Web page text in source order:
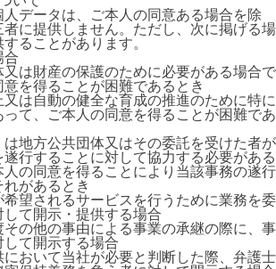
データは、ご本人の同意ある場合を除
者に提供しません。ただし、次に掲げる場
ることがあります。
は財産の保護のために必要がある場合で
を得ることが困難であるとき
は自動の健全な育成の推進のために特に
て、ご本人の同意を得ることが困難であ
地方公共団体又はその委託を受けた者が
行することに対して協力する必要がある
の同意を得ることにより当該事務の遂行
があるとき
望されるサービスを行うために業務を委
て開示・提供する場合
の他の事由による事業の承継の際に、事
て開示する場合
おいて当社が必要と判断した際、弁護士